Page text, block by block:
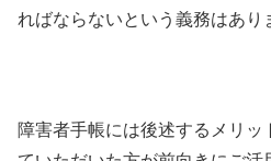
ればならないという義務はあり
障害者手帳には後述するメリッ